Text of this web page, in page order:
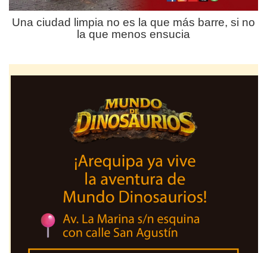
Una ciudad limpia no es la que más barre, si no
la que menos ensucia